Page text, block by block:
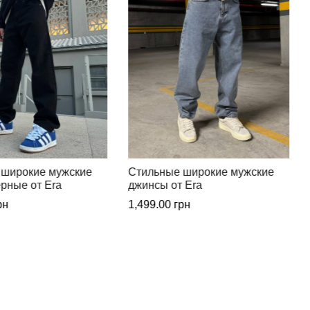
мужские
Era
Классические стильные брюки
от Era
1,150.00 грн